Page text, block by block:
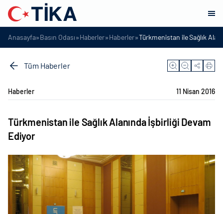
Anasayfa»Basın Odası»Haberler»Haberler»Türkmenistan ile Sağlık
Tüm Haberler
Haberler 11 Nisan 2016
Türkmenistan ile Sağlık Alanında İşbirliği Devam
Ediyor